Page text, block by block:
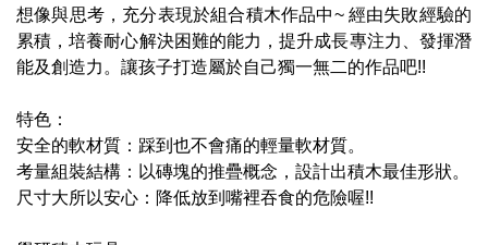
想像與思考，充分表現於組合積木作品中~ 經由失敗經驗的
累積，培養耐心解決困難的能力，提升成長專注力、發揮潛
能及創造力。讓孩子打造屬於自己獨一無二的作品吧!!
特色：
安全的軟材質：踩到也不會痛的輕量軟材質。
考量組裝結構：以磚塊的推疊概念，設計出積木最佳形狀。
尺寸大所以安心：降低放到嘴裡吞食的危險喔!!